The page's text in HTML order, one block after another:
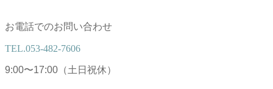
お電話でのお問い合わせ
TEL.053-482-7606
9:00〜17:00（土日祝休）